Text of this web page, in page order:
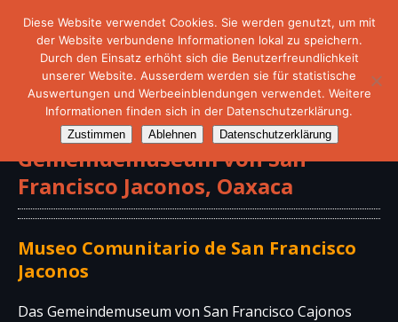
Gemeindemuseum von San
Francisco Jaconos, Oaxaca
Museo Comunitario de San Francisco
Jaconos
Das Gemeindemuseum von San Francisco Cajonos
Diese Website verwendet Cookies. Sie werden genutzt, um mit
der Website verbundene Informationen lokal zu speichern.
Durch den Einsatz erhöht sich die Benutzerfreundlichkeit
unserer Website. Ausserdem werden sie für statistische
Auswertungen und Werbeeinblendungen verwendet. Weitere
Informationen finden sich in der Datenschutzerklärung.
Zustimmen Ablehnen Datenschutzerklärung